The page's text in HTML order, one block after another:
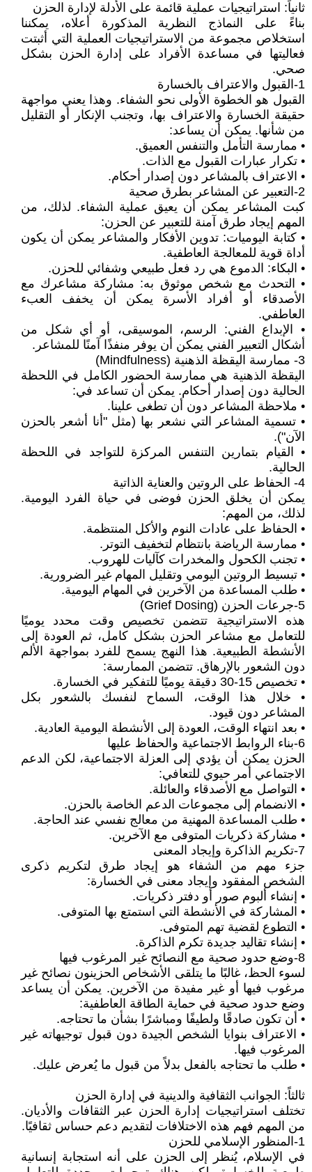
ثانياً: استراتيجيات عملية قائمة على الأدلة لإدارة الحزن
بناءً على النماذج النظرية المذكورة أعلاه، يمكننا
استخلاص مجموعة من الاستراتيجيات العملية التي أثبتت
فعاليتها في مساعدة الأفراد على إدارة الحزن بشكل
صحي.
1-القبول والاعتراف بالخسارة
القبول هو الخطوة الأولى نحو الشفاء. وهذا يعني مواجهة
حقيقة الخسارة والاعتراف بها، وتجنب الإنكار أو التقليل
من شأنها. يمكن أن يساعد:
• ممارسة التأمل والتنفس العميق.
• تكرار عبارات القبول مع الذات.
• الاعتراف بالمشاعر دون إصدار أحكام.
2-التعبير عن المشاعر بطرق صحية
كبت المشاعر يمكن أن يعيق عملية الشفاء. لذلك، من
المهم إيجاد طرق آمنة للتعبير عن الحزن:
• كتابة اليوميات: تدوين الأفكار والمشاعر يمكن أن يكون
أداة قوية للمعالجة العاطفية.
• البكاء: الدموع هي رد فعل طبيعي وشفائي للحزن.
• التحدث مع شخص موثوق به: مشاركة مشاعرك مع
الأصدقاء أو أفراد الأسرة يمكن أن يخفف العبء
العاطفي.
• الإبداع الفني: الرسم، الموسيقى، أو أي شكل من
أشكال التعبير الفني يمكن أن يوفر منفذًا آمنًا للمشاعر.
3- ممارسة اليقظة الذهنية (Mindfulness)
اليقظة الذهنية هي ممارسة الحضور الكامل في اللحظة
الحالية دون إصدار أحكام. يمكن أن تساعد في:
• ملاحظة المشاعر دون أن تطغى علينا.
• تسمية المشاعر التي نشعر بها (مثل "أنا أشعر بالحزن
الآن").
• القيام بتمارين التنفس المركزة للتواجد في اللحظة
الحالية.
4- الحفاظ على الروتين والعناية الذاتية
يمكن أن يخلق الحزن فوضى في حياة الفرد اليومية.
لذلك، من المهم:
• الحفاظ على عادات النوم والأكل المنتظمة.
• ممارسة الرياضة بانتظام لتخفيف التوتر.
• تجنب الكحول والمخدرات كآليات للهروب.
• تبسيط الروتين اليومي وتقليل المهام غير الضرورية.
• طلب المساعدة من الآخرين في المهام اليومية.
5-جرعات الحزن (Grief Dosing)
هذه الاستراتيجية تتضمن تخصيص وقت محدد يوميًا
للتعامل مع مشاعر الحزن بشكل كامل، ثم العودة إلى
الأنشطة الطبيعية. هذا النهج يسمح للفرد بمواجهة الألم
دون الشعور بالإرهاق. تتضمن الممارسة:
• تخصيص 15-30 دقيقة يوميًا للتفكير في الخسارة.
• خلال هذا الوقت، السماح لنفسك بالشعور بكل
المشاعر دون قيود.
• بعد انتهاء الوقت، العودة إلى الأنشطة اليومية العادية.
6-بناء الروابط الاجتماعية والحفاظ عليها
الحزن يمكن أن يؤدي إلى العزلة الاجتماعية، لكن الدعم
الاجتماعي أمر حيوي للتعافي:
• التواصل مع الأصدقاء والعائلة.
• الانضمام إلى مجموعات الدعم الخاصة بالحزن.
• طلب المساعدة المهنية من معالج نفسي عند الحاجة.
• مشاركة ذكريات المتوفى مع الآخرين.
7-تكريم الذاكرة وإيجاد المعنى
جزء مهم من الشفاء هو إيجاد طرق لتكريم ذكرى
الشخص المفقود وإيجاد معنى في الخسارة:
• إنشاء ألبوم صور أو دفتر ذكريات.
• المشاركة في الأنشطة التي استمتع بها المتوفى.
• التطوع لقضية تهم المتوفى.
• إنشاء تقاليد جديدة تكرم الذاكرة.
8-وضع حدود صحية مع النصائح غير المرغوب فيها
لسوء الحظ، غالبًا ما يتلقى الأشخاص الحزينون نصائح غير
مرغوب فيها أو غير مفيدة من الآخرين. يمكن أن يساعد
وضع حدود صحية في حماية الطاقة العاطفية:
• أن تكون صادقًا ولطيفًا ومباشرًا بشأن ما تحتاجه.
• الاعتراف بنوايا الشخص الجيدة دون قبول توجيهاته غير
المرغوب فيها.
• طلب ما تحتاجه بالفعل بدلاً من قبول ما يُعرض عليك.
ثالثاً: الجوانب الثقافية والدينية في إدارة الحزن
تختلف استراتيجيات إدارة الحزن عبر الثقافات والأديان.
من المهم فهم هذه الاختلافات لتقديم دعم حساس ثقافيًا.
1-المنظور الإسلامي للحزن
في الإسلام، يُنظر إلى الحزن على أنه استجابة إنسانية